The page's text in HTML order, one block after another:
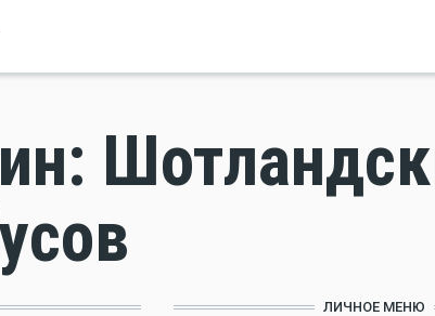
ЛИЧНОЕ МЕНЮ